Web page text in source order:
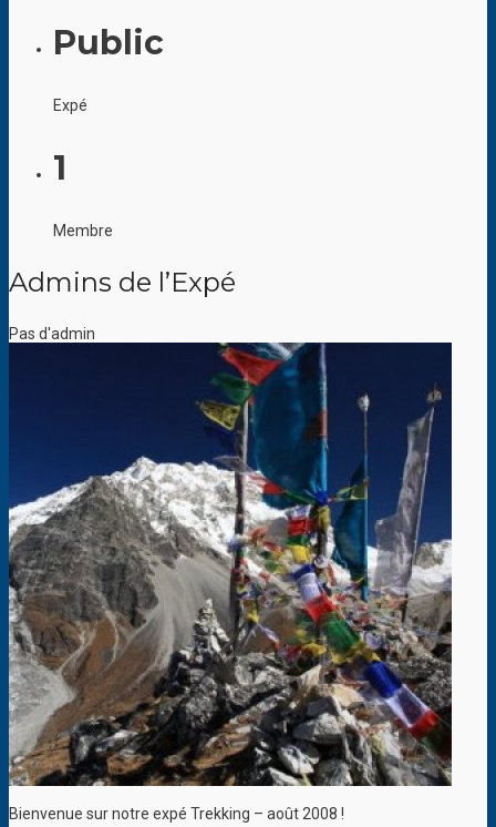
Public
Expé
1
Membre
Admins de l’Expé
Pas d'admin
Bienvenue sur notre expé Trekking – août 2008 !